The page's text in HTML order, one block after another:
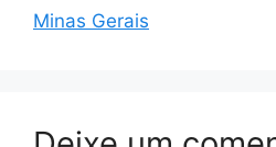
Minas Gerais